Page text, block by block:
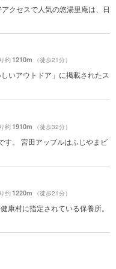
クセスで人気の悠湯里庵は、日
約1210m （徒歩21分）
いアウトドア」に掲載されたス
約1910m （徒歩32分）
す。 宮田アップルはふじやまビ
約1220m （徒歩21分）
康村に指定されている保養所。